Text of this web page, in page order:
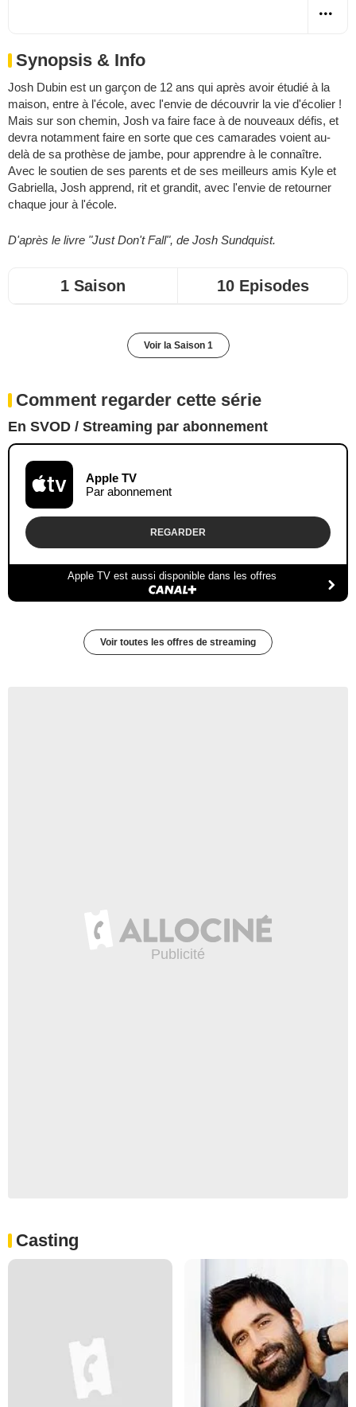
Synopsis & Info
Josh Dubin est un garçon de 12 ans qui après avoir étudié à la
maison, entre à l'école, avec l'envie de découvrir la vie d'écolier !
Mais sur son chemin, Josh va faire face à de nouveaux défis, et
devra notamment faire en sorte que ces camarades voient au-
delà de sa prothèse de jambe, pour apprendre à le connaître.
Avec le soutien de ses parents et de ses meilleurs amis Kyle et
Gabriella, Josh apprend, rit et grandit, avec l'envie de retourner
chaque jour à l'école.
D'après le livre "Just Don't Fall", de Josh Sundquist.
1 Saison 10 Episodes
Voir la Saison 1
Comment regarder cette série
En SVOD / Streaming par abonnement
Apple TV
Par abonnement
REGARDER
Apple TV est aussi disponible dans les offres
Voir toutes les offres de streaming
Casting